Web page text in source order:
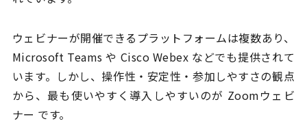
ウェビナーが開催できるプラットフォームは複数あり、
Microsoft Teams や Cisco Webex などでも提供されて
います。しかし、操作性・安定性・参加しやすさの観点
から、最も使いやすく導入しやすいのが Zoomウェビ
ナー です。